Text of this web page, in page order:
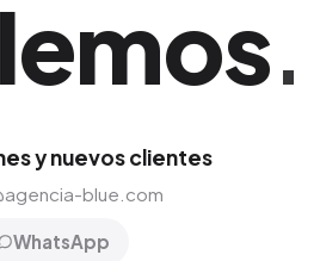
.
y nuevos clientes
blue.com
WhatsApp